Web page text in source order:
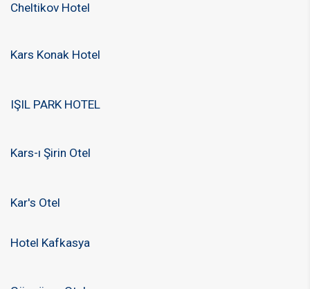
Cheltikov Hotel
Kars Konak Hotel
IŞIL PARK HOTEL
Kars-ı Şirin Otel
Kar's Otel
Hotel Kafkasya